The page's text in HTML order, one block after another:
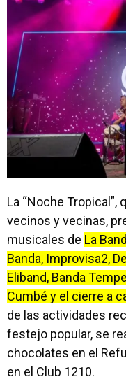
La “Noche
vecinos y vecinas,
musicales de La
Banda, Improvisa2,
Eliband, Banda
Cumbé y el cierre a
de las actividades
festejo popular, se
chocolates en el
en el Club 1210.